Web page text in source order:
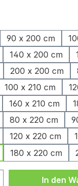
90 x 200 cm
140 x 200 cm
200 x 200 cm
100 x 210 cm
160 x 210 cm
80 x 220 cm
120 x 220 cm
180 x 220 cm
GibIn den